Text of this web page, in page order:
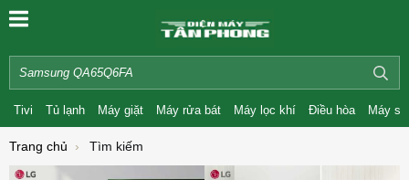
Tivi Tủ lạnh Máy giặt Máy rửa bát Máy lọc khí Điều hòa Máy
Trang chủ Tìm kiếm